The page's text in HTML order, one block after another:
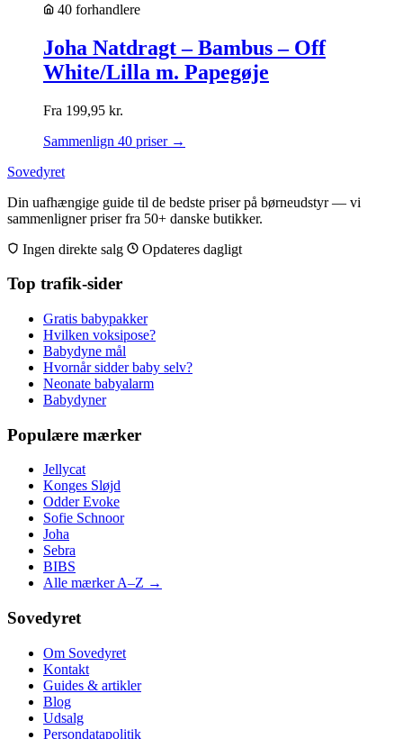
40 forhandlere
Joha Natdragt – Bambus – Off
White/Lilla m. Papegøje
Fra 199,95 kr.
Sammenlign 40 priser →
Sovedyret
Din uafhængige guide til de bedste priser på børneudstyr — vi
sammenligner priser fra 50+ danske butikker.
Ingen direkte salg
Opdateres dagligt
Top trafik-sider
Gratis babypakker
Hvilken voksipose?
Babydyne mål
Hvornår sidder baby selv?
Neonate babyalarm
Babydyner
Populære mærker
Jellycat
Konges Sløjd
Odder Evoke
Sofie Schnoor
Joha
Sebra
BIBS
Alle mærker A–Z →
Sovedyret
Om Sovedyret
Kontakt
Guides & artikler
Blog
Udsalg
Persondatapolitik